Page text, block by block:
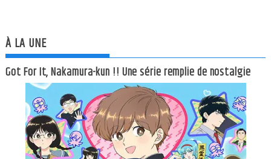
À LA UNE
Got For It, Nakamura-kun !! Une série remplie de nostalgie